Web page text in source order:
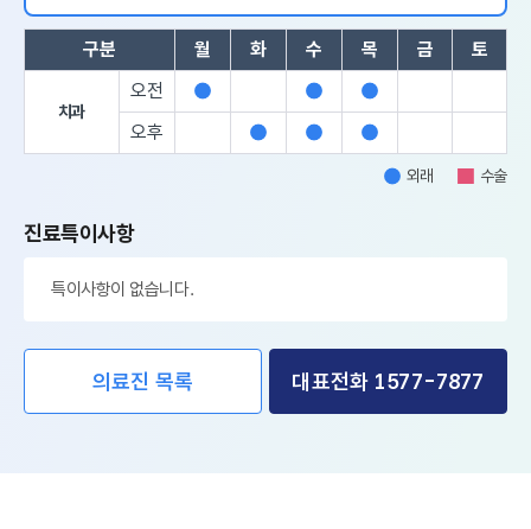
구분 월 화 수 목 금 토
치과
오전
외
외
래
외
래
오후
외
외
외
외외래
수수술
진료특이사항
특이사항이 없습니다.
의료진 목록 대표전화 1577-7877